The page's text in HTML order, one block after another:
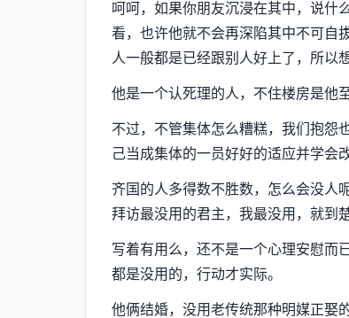
呵呵，如果你朋友沉浸在其中，说什
看，也许他就不会再深陷其中不可自
人一般都是已经跟别人好上了，所以
他是一个认死理的人，不住楼房是他
不过，不管集体怎么糟糕，我们抱怨
己当成集体的一员好好的适应并学会改
齐国的人多得数不胜数，怎么会没人
拜访最没用的君主，我最没用，就到
写着有用么，还不是一个心理安慰而
都是没用的，行动才实际。
他俩结婚，没用老传统那种明媒正娶